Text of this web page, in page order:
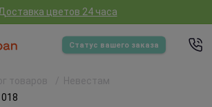
Доставка цветов 24 часа
Статус вашего заказа
товаров
Невестам